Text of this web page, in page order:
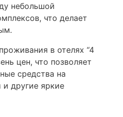
небольшой
что делает
в отелях “4
цен, что позволяет
средства на
и другие яркие